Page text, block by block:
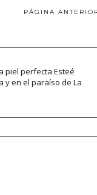
PÁGINA
piel perfecta Esteé
y en el paraíso de La